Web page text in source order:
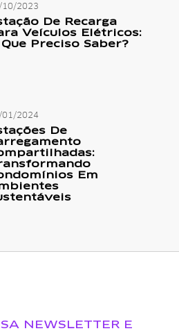
10/2023
De Recarga
Veículos Elétricos:
Que Preciso Saber?
01/2024
De
Em
NEWSLETTER E